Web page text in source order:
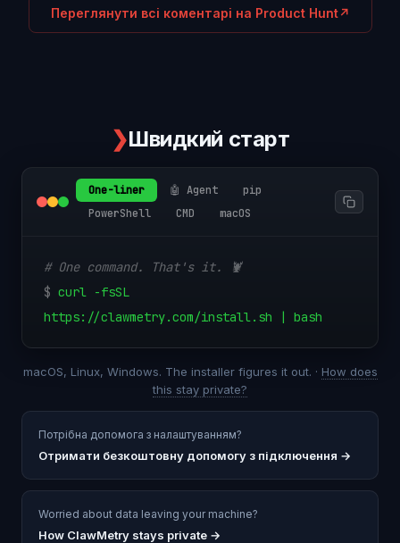
Переглянути всі коментарі на Product Hunt↗
❯Швидкий старт
One-liner 🤖 Agent
pip
PowerShell
CMD macOS
# One command. That's it. 🦞
$ curl -fsSL
https://clawmetry.com/install.sh | bash
macOS, Linux, Windows. The installer figures it out. · How does
this stay private?
Потрібна допомога з налаштуванням?
Отримати безкоштовну допомогу з підключення →
Worried about data leaving your machine?
How ClawMetry stays private →